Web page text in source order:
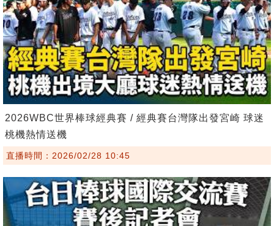
2026WBC世界棒球經典賽 / 經典賽台灣隊出發宮崎 球迷
桃機熱情送機
直播時間：2026/02/28 10:45